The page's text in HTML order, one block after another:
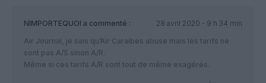
NIMPORTEQUOI a commenté :
28 avril 2020 - 9 h 34 min
Air Journal, je sais qu’Air Caraibes abuse mais les tarifs ne
sont pas A/S sinon A/R.
Même si ces tarifs A/R sont tout de même exagérés.